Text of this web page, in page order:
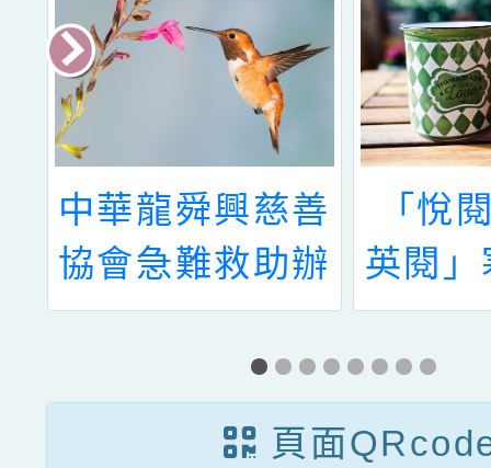
中華龍舜興慈善
協會急難救助辦
法
「悅
英閱
寫作
與行
頁面